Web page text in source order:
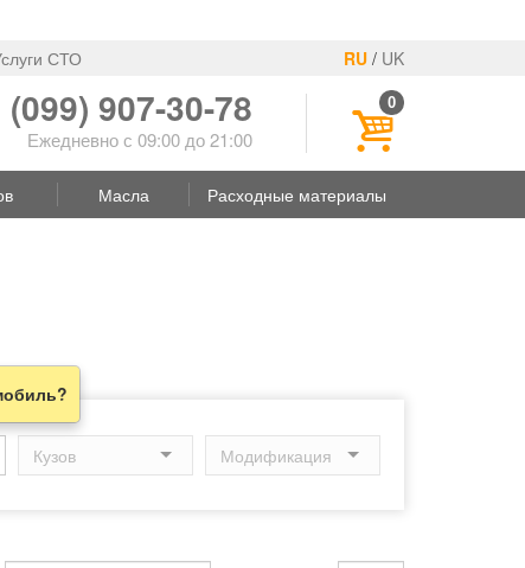
RU / UK
СТО
(099) 907-30-78
Ежедневно с 09:00 до 21:00
0
Масла Расходные материалы